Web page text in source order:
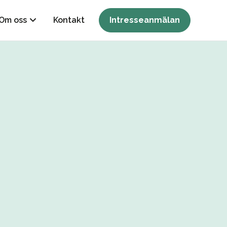
oss Kontakt Intresseanmälan